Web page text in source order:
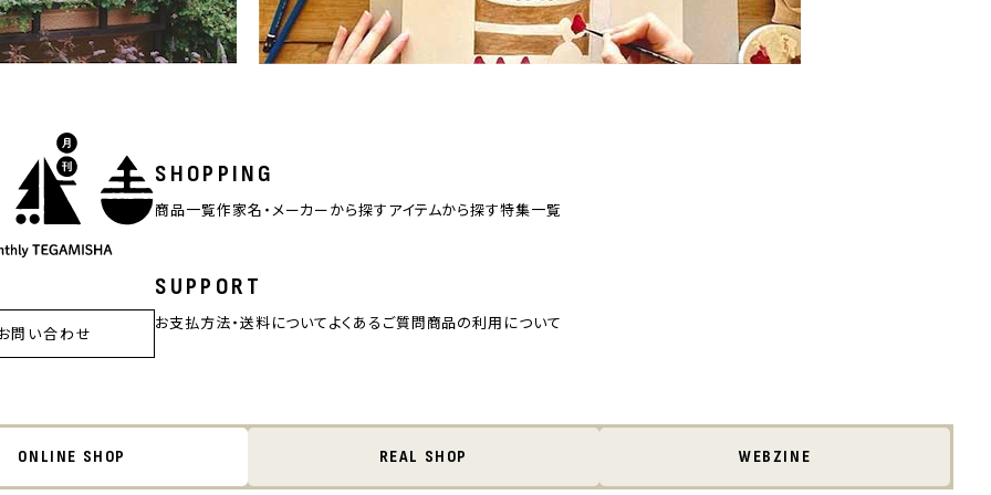
SHOPPING
商品一覧作家名・メーカーから探すアイテムから探す特集一覧
SUPPORT
お支払方法・送料についてよくあるご質問商品の利用について
問い合わせ
ONLINE SHOP REAL SHOP WEBZINE